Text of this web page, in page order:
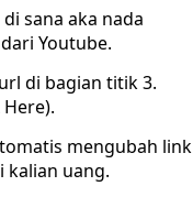
sana aka nada
Youtube.
di bagian titik 3.
mengubah link
kalian uang.